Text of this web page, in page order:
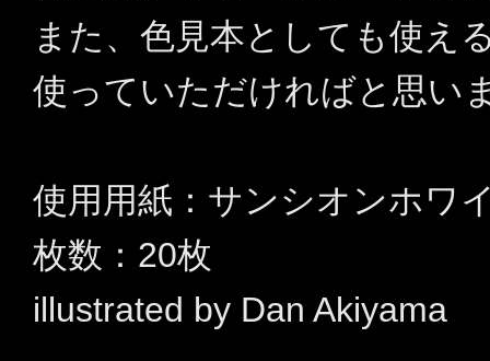
また、色見本としても使え
使っていただければと思い
使用用紙：サンシオンホワ
枚数：20枚
illustrated by Dan Akiyama